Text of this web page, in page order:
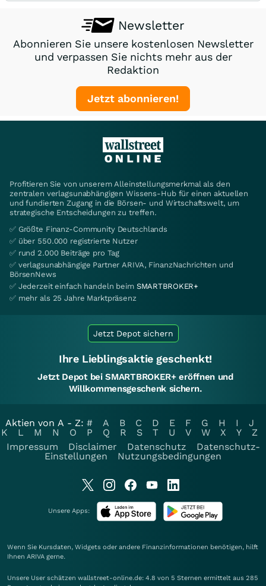
Newsletter
Abonnieren Sie unsere kostenlosen Newsletter
und verpassen Sie nichts mehr aus der
Redaktion
Jetzt abonnieren!
Profitieren Sie von unserem Alleinstellungsmerkmal als den
zentralen verlagsunabhängigen Wissens-Hub für einen aktuellen
und fundierten Zugang in die Börsen- und Wirtschaftswelt, um
strategische Entscheidungen zu treffen.
✅ Größte Finanz-Community Deutschlands
✅ über 550.000 registrierte Nutzer
✅ rund 2.000 Beiträge pro Tag
✅ verlagsunabhängige Partner ARIVA, FinanzNachrichten und
BörsenNews
✅ Jederzeit einfach handeln beim SMARTBROKER+
✅ mehr als 25 Jahre Marktpräsenz
Jetzt Depot sichern
Ihre Lieblingsaktie geschenkt!
Jetzt Depot bei SMARTBROKER+ eröffnen und
Willkommensgeschenk sichern.
Aktien von A - Z: # A B C D E F G H I
J
K
L M N O P Q R S T U V W X Y
Z
Impressum
Disclaimer Datenschutz
Datenschutz-
Einstellungen
Nutzungsbedingungen
Unsere Apps:
Wenn Sie Kursdaten, Widgets oder andere Finanzinformationen benötigen, hilft
Ihnen ARIVA gerne.
Unsere User schätzen wallstreet-online.de: 4.8 von 5 Sternen ermittelt aus 285